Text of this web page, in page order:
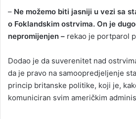
– Ne možemo biti jasniji u vezi sa
o Foklandskim ostrvima. On je
nepromijenjen – rekao je portparol
Dodao je da suverenitet nad
da je pravo na samoopredjeljenje
princip britanske politike, koji je,
komuniciran svim američkim